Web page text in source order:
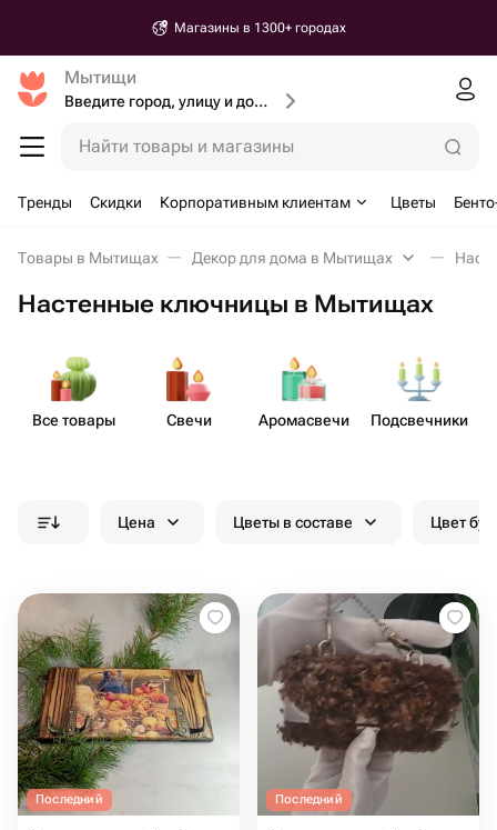
Магазины в 1300+ городах
Мытищи
Введите город, улицу и дом доставки
Найти товары и магазины
Тренды Скидки Корпоративным клиентам Цветы
Товары в Мытищах Декор для дома в Мытищах
Настенные ключницы в Мытищах
Все товары Свечи Аром​асвечи Подсв​ечники
Цена Цветы в составе Цвет
Последний Последний